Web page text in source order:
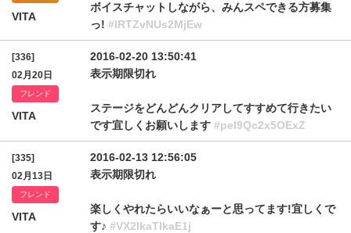
VITA
ボイスチャットしながら、みんスペできる方募集
っ! #lRTZvNUs2MjEw
[336]
02月20日
フレンド
VITA
2016-02-20 13:50:41
表示期限切れ
ステージをどんどんクリアしてすすめて行きたい
です宜しくお願いします #pel9Qc2x5OExZ
[335]
02月13日
フレンド
VITA
2016-02-13 12:56:05
表示期限切れ
楽しくやれたらいいなぁーと思ってます!宜しくで
す♪ #VX2lkaTlkaE1j